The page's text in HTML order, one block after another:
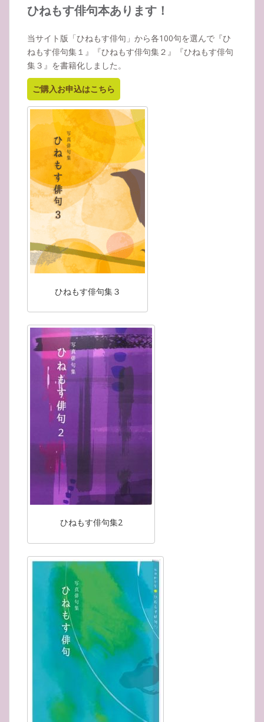
イ
ひねもす俳句本あります！
当サイト版「ひねもす俳句」から各100句を選んで『ひ
ねもす俳句集１』『ひねもす俳句集２』『ひねもす俳句
集３』を書籍化しました。
ご購入お申込はこちら
ひねもす俳句集３
ひねもす俳句集2